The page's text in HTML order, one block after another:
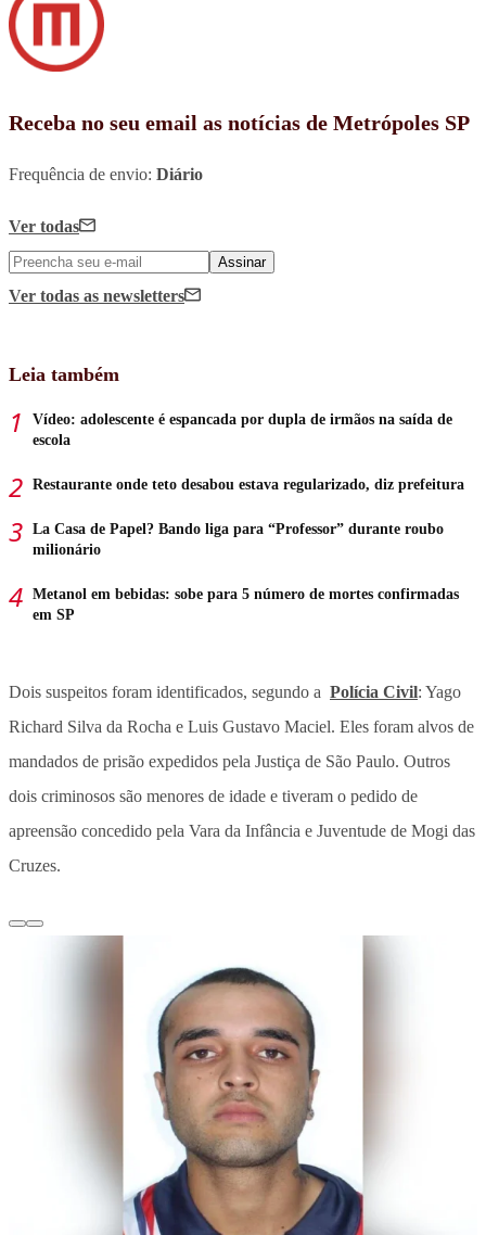
Receba no seu email as notícias de Metrópoles SP
Frequência de envio: Diário
Ver todas
Assinar
Ver todas as newsletters
Leia também
Vídeo: adolescente é espancada por dupla de irmãos na saída de
escola
Restaurante onde teto desabou estava regularizado, diz prefeitura
La Casa de Papel? Bando liga para “Professor” durante roubo
milionário
Metanol em bebidas: sobe para 5 número de mortes confirmadas
em SP
Dois suspeitos foram identificados, segundo a Polícia Civil: Yago
Richard Silva da Rocha e Luis Gustavo Maciel. Eles foram alvos de
mandados de prisão expedidos pela Justiça de São Paulo. Outros
dois criminosos são menores de idade e tiveram o pedido de
apreensão concedido pela Vara da Infância e Juventude de Mogi das
Cruzes.